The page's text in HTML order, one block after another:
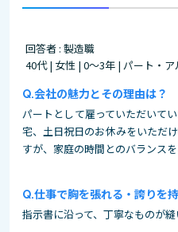
回答者 : 製造職
40代 | 女性 | 0～3年 | パート・ア
会社の魅力とその理由は？
パートとして雇っていただいて
宅、土日祝日のお休みをいただ
すが、家庭の時間とのバランス
仕事で胸を張れる・誇りを
指示書に沿って、丁寧なものが縫